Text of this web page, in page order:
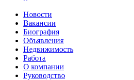
Новости
Вакансии
Биография
Объявления
Недвижимость
Работа
О компании
Руководство